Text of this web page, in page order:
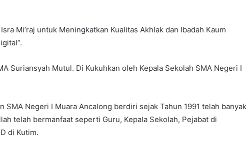
Mi’raj untuk Meningkatkan Kualitas Akhlak dan Ibadah Kaum
Suriansyah Mutul. Di Kukuhkan oleh Kepala Sekolah SMA Negeri I
SMA Negeri I Muara Ancalong berdiri sejak Tahun 1991 telah banyak
telah bermanfaat seperti Guru, Kepala Sekolah, Pejabat di
di Kutim.